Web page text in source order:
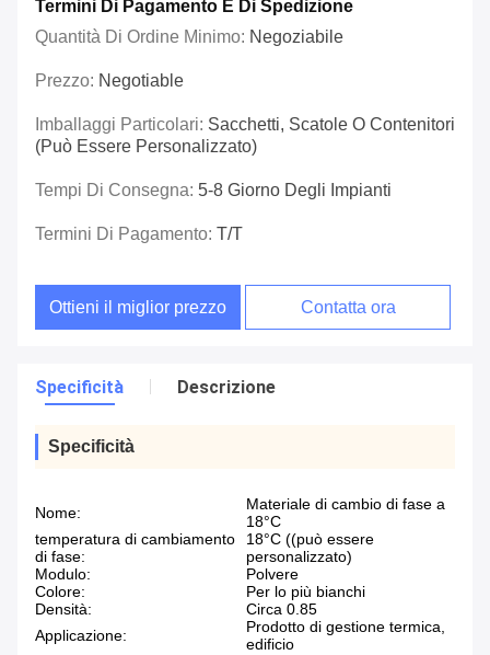
Termini Di Pagamento E Di Spedizione
Quantità Di Ordine Minimo: Negoziabile
Prezzo: Negotiable
Imballaggi Particolari: Sacchetti, Scatole O Contenitori
(può Essere Personalizzato)
Tempi Di Consegna: 5-8 Giorno Degli Impianti
Termini Di Pagamento: T/T
Ottieni il miglior prezzo Contatta ora
Specificità Descrizione
Specificità
Nome:
Materiale di cambio di fase a
18°C
temperatura di cambiamento
di fase:
18°C ((può essere
personalizzato)
Modulo:
Polvere
Colore:
Per lo più bianchi
Densità:
Circa 0.85
Applicazione:
Prodotto di gestione termica,
edificio